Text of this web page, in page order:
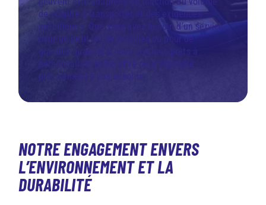
de volaille à transporter et des exigences
spécifiques. Que vous ayez besoin d’un service
pour un petit lot de volailles ou pour de
grandes quantités, nous sommes prêts à
personnaliser notre offre pour répondre
précisément à vos besoins.
NOTRE ENGAGEMENT ENVERS
L’ENVIRONNEMENT ET LA
DURABILITÉ